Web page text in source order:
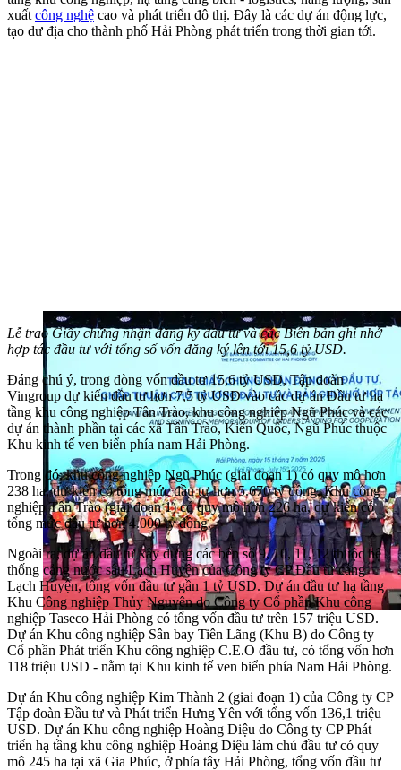
xuất công nghệ cao và phát triển đô thị. Đây là các dự án động lực,
tạo dư địa cho thành phố Hải Phòng phát triển trong thời gian tới.
Lễ trao Giấy chứng nhận đăng ký đầu tư và các Biên bản ghi nhớ
hợp tác đầu tư với tổng số vốn đăng ký lên tới 15,6 tỷ USD.
Đáng chú ý, trong dòng vốn đầu tư 15,6 tỷ USD, Tập đoàn
Vingroup dự kiến đầu tư hơn 7,5 tỷ USD vào các dự án Đầu tư hạ
tầng khu công nghiệp Tân Trào, khu công nghiệp Ngũ Phúc và các
dự án thành phần tại các xã Tân Trào, Kiến Quốc, Ngũ Phúc thuộc
Khu kinh tế ven biển phía nam Hải Phòng.
Trong đó, khu công nghiệp Ngũ Phúc (giai đoạn 1) có quy mô hơn
238 ha, dự kiến có tổng mức đầu tư hơn 5.670 tỷ đồng. Khu công
nghiệp Tân Trào (giai đoạn 1) có quy mô hơn 226 ha, dự kiến có
tổng mức đầu tư hơn 4.000 tỷ đồng.
Ngoài ra, dự án đầu tư xây dựng các bến số 9, 10, 11, 12 thuộc hệ
thống cảng nước sâu Lạch Huyện của Công ty CP Đầu tư cảng
Lạch Huyện, tổng vốn đầu tư gần 1 tỷ USD. Dự án đầu tư hạ tầng
Khu Công nghiệp Thủy Nguyên do Công ty Cổ phần Khu công
nghiệp Taseco Hải Phòng có tổng vốn đầu tư trên 157 triệu USD.
Dự án Khu công nghiệp Sân bay Tiên Lãng (Khu B) do Công ty
Cổ phần Phát triển Khu công nghiệp C.E.O đầu tư, có tổng vốn hơn
118 triệu USD - nằm tại Khu kinh tế ven biển phía Nam Hải Phòng.
Dự án Khu công nghiệp Kim Thành 2 (giai đoạn 1) của Công ty CP
Tập đoàn Đầu tư và Phát triển Hưng Yên với tổng vốn 136,1 triệu
USD. Dự án Khu công nghiệp Hoàng Diệu do Công ty CP Phát
triển hạ tầng khu công nghiệp Hoàng Diệu làm chủ đầu tư có quy
mô 245 ha tại xã Gia Phúc, ở phía tây Hải Phòng, tổng vốn đầu tư